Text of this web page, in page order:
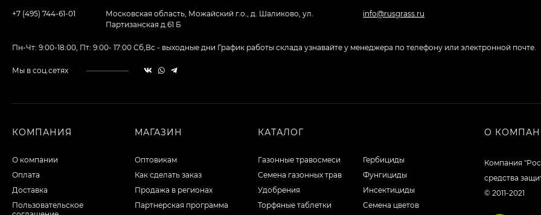
+7 (495) 744-61-01
Московская область, Можайский г.о., д. Шаликово, ул.
Партизанская д.61 Б
info@rusgrass.ru
Пн-Чт: 9:00-18:00, Пт: 9:00- 17:00 Сб,Вс - выходные дни График работы склада узнавайте у менеджера по телефону или электронной почте.
Мы в соц.сетях
КОМПАНИЯ
О компании
Оплата
Доставка
Пользовательское
МАГАЗИН
Оптовикам
Как сделать заказ
Продажа в регионах
Партнерская программа
КАТАЛОГ
Газонные травосмеси
Семена газонных трав
Удобрения
Торфяные таблетки
Гербициды
Фунгициды
Инсектициды
Семена цветов
О
Компания
средства
© 2011-2021